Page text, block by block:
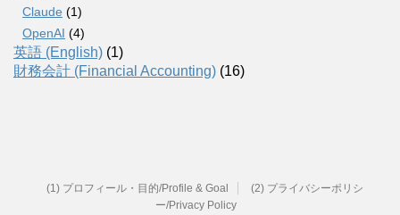
Claude (1)
OpenAI (4)
英語 (English) (1)
財務会計 (Financial Accounting) (16)
(1) プロフィール・目的/Profile & Goal
(2) プライバシーポリシ
ー/Privacy Policy